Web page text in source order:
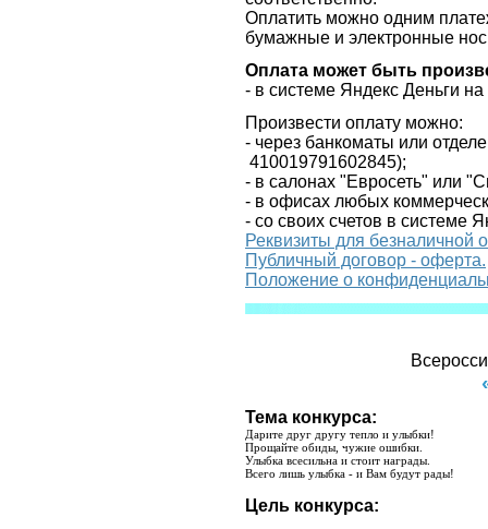
Оплатить можно одним
бумажные и электронные
Оплата может быть
- в системе Яндекс Деньги
Произвести оплату можно:
- через банкоматы или
410019791602845);
- в салонах "Евросеть" или
- в офисах любых
- со своих счетов в системе
Реквизиты для безналичной
Публичный договор - оферта.
Положение о
Тема конкурса:
Дарите друг другу тепло и улыбки!
Прощайте обиды, чужие ошибки.
Улыбка всесильна и стоит награды.
Всего лишь улыбка - и Вам будут рады!
Цель конкурса: